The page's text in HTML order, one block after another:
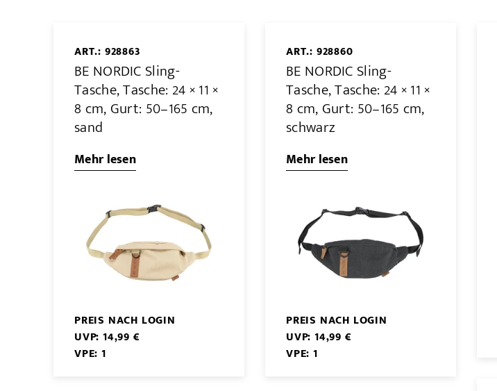
ART.: 928863
BE NORDIC Sling-
Tasche, Tasche: 24 × 11 ×
8 cm, Gurt: 50–165 cm,
sand
Mehr lesen
PREIS NACH LOGIN
UVP: 14,99 €
VPE: 1
ART.: 928860
BE NORDIC Sling-
Tasche, Tasche: 24 × 11 ×
8 cm, Gurt: 50–165 cm,
schwarz
Mehr lesen
PREIS NACH LOGIN
UVP: 14,99 €
VPE: 1